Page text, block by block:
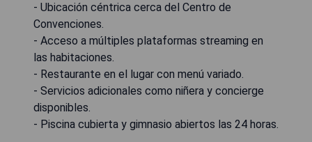
- Ubicación céntrica cerca del Centro de
Convenciones.
- Acceso a múltiples plataformas streaming en
las habitaciones.
- Restaurante en el lugar con menú variado.
- Servicios adicionales como niñera y concierge
disponibles.
- Piscina cubierta y gimnasio abiertos las 24 horas.